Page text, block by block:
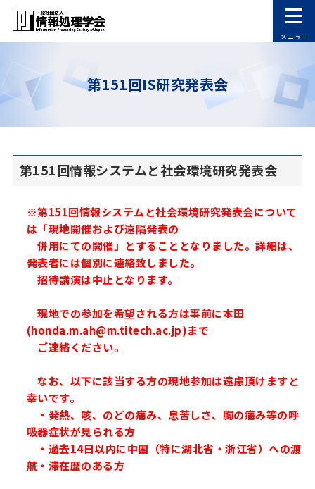
メニュー
第151回IS研究発表会
第151回情報システムと社会環境研究発表会
※第151回情報システムと社会環境研究発表会について
は「現地開催および遠隔発表の
併用にての開催」とすることとなりました。詳細は、
発表者には個別に連絡致しました。
招待講演は中止となります。
現地での参加を希望される方は事前に本田
(honda.m.ah@m.titech.ac.jp)まで
ご連絡ください。
なお、以下に該当する方の現地参加は遠慮頂けますと
幸いです。
・発熱、咳、のどの痛み、息苦しさ、胸の痛み等の呼
吸器症状が見られる方
・過去14日以内に中国（特に湖北省・浙江省）への渡
航・滞在歴のある方